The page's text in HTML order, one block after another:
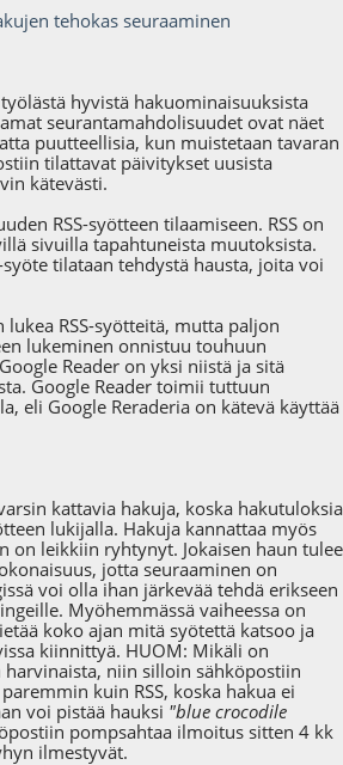
tehokas seuraaminen
hyvistä hakuominaisuuksista
seurantamahdolisuudet ovat näet
puutteellisia, kun muistetaan tavaran
tilattavat päivitykset uusista
kätevästi.
RSS-syötteen tilaamiseen. RSS on
sivuilla tapahtuneista muutoksista.
syöte tilataan tehdystä hausta, joita voi
lukea RSS-syötteitä, mutta paljon
lukeminen onnistuu touhuun
Reader on yksi niistä ja sitä
Google Reader toimii tuttuun
eli Google Reraderia on kätevä käyttää
kattavia hakuja, koska hakutuloksia
lukijalla. Hakuja kannattaa myös
on leikkiin ryhtynyt. Jokaisen haun tulee
jotta seuraaminen on
voi olla ihan järkevää tehdä erikseen
Myöhemmässä vaiheessa on
koko ajan mitä syötettä katsoo ja
kiinnittyä. HUOM: Mikäli on
harvinaista, niin silloin sähköpostiin
kuin RSS, koska hakua ei
voi pistää hauksi "blue crocodile
pompsahtaa ilmoitus sitten 4 kk
ilmestyvät.